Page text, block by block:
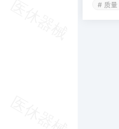
# 质量